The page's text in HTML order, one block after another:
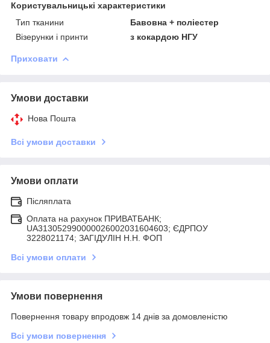
Користувальницькі характеристики
Тип тканини
Бавовна + поліестер
Візерунки і принти
з кокардою НГУ
Приховати
Умови доставки
Нова Пошта
Всі умови доставки
Умови оплати
Післяплата
Оплата на рахунок ПРИВАТБАНК;
UA313052990000026002031604603; ЄДРПОУ
3228021174; ЗАГIДУЛIН Н.Н. ФОП
Всі умови оплати
Умови повернення
Повернення товару впродовж 14 днів за домовленістю
Всі умови повернення